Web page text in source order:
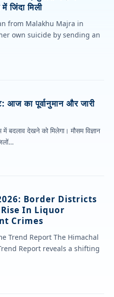
जिंदा मिली
from Malakhu Majra in
own suicide by sending an
का पूर्वानुमान और जारी
देखने को मिलेगा। मौसम विज्ञान
Border Districts
In Liquor
Crimes
Trend Report The Himachal
Report reveals a shifting